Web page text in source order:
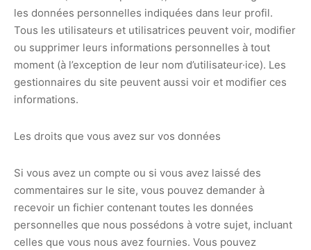
les données personnelles indiquées dans leur profil.
Tous les utilisateurs et utilisatrices peuvent voir, modifier
ou supprimer leurs informations personnelles à tout
moment (à l’exception de leur nom d’utilisateur·ice). Les
gestionnaires du site peuvent aussi voir et modifier ces
informations.
Les droits que vous avez sur vos données
Si vous avez un compte ou si vous avez laissé des
commentaires sur le site, vous pouvez demander à
recevoir un fichier contenant toutes les données
personnelles que nous possédons à votre sujet, incluant
celles que vous nous avez fournies. Vous pouvez